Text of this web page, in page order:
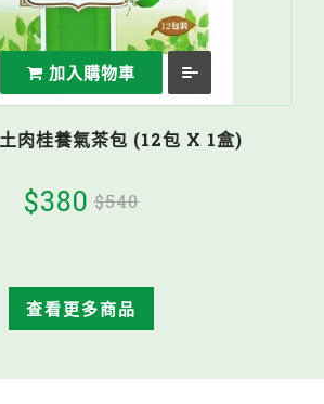
加入購物車
肉桂養氣茶包 (12包 X 1盒)
$380 $540
查看更多商品